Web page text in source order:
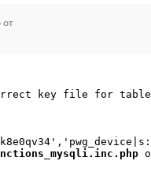
key file for